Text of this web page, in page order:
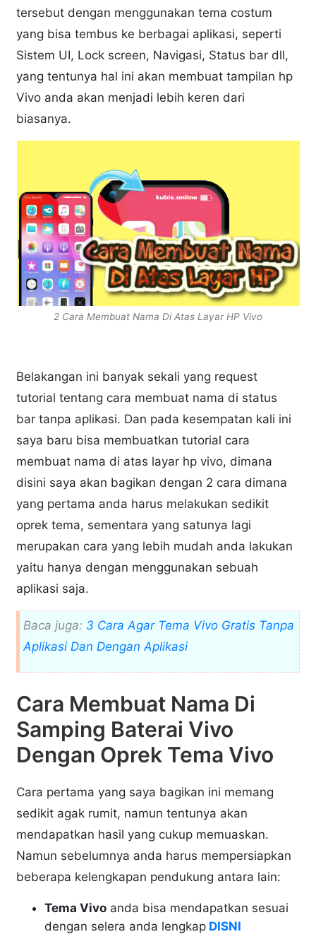
tersebut dengan menggunakan tema costum
yang bisa tembus ke berbagai aplikasi, seperti
Sistem UI, Lock screen, Navigasi, Status bar dll,
yang tentunya hal ini akan membuat tampilan hp
Vivo anda akan menjadi lebih keren dari
biasanya.
2 Cara Membuat Nama Di Atas Layar HP Vivo
Belakangan ini banyak sekali yang request
tutorial tentang cara membuat nama di status
bar tanpa aplikasi. Dan pada kesempatan kali ini
saya baru bisa membuatkan tutorial cara
membuat nama di atas layar hp vivo, dimana
disini saya akan bagikan dengan 2 cara dimana
yang pertama anda harus melakukan sedikit
oprek tema, sementara yang satunya lagi
merupakan cara yang lebih mudah anda lakukan
yaitu hanya dengan menggunakan sebuah
aplikasi saja.
Baca juga: 3 Cara Agar Tema Vivo Gratis Tanpa
Aplikasi Dan Dengan Aplikasi
Cara Membuat Nama Di
Samping Baterai Vivo
Dengan Oprek Tema Vivo
Cara pertama yang saya bagikan ini memang
sedikit agak rumit, namun tentunya akan
mendapatkan hasil yang cukup memuaskan.
Namun sebelumnya anda harus mempersiapkan
beberapa kelengkapan pendukung antara lain:
Tema Vivo anda bisa mendapatkan sesuai
dengan selera anda lengkap DISNI